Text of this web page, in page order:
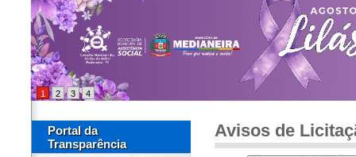
1 2 3 4
Portal da
Transparência
Avisos de